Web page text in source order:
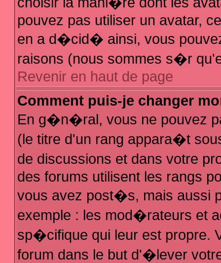
pouvez pas utiliser un avatar,
en a d�cid� ainsi, vous
raisons (nous sommes s�r
Revenir en haut de page
Comment puis-je changer
En g�n�ral, vous ne pouvez
(le titre d'un rang appara�t
de discussions et dans votre
des forums utilisent les rangs
vous avez post�s, mais aussi
exemple : les mod�rateurs et
sp�cifique qui leur est propre.
forum dans le but d'�lever